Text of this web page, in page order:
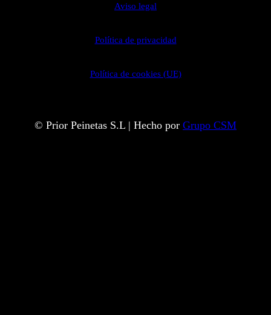
Aviso legal
Política de privacidad
Política de cookies (UE)
© Prior Peinetas S.L | Hecho por Grupo CSM